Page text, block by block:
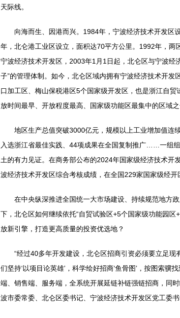
天际线。
向海而生、因港而兴。1984年，宁波经济技术开发区
年，北仑港工业区设立，面积达70平方公里。1992年，两
宁波经济技术开发区，2003年1月1日起，北仑区与宁波经
子”的管理体制。如今，北仑区域内拥有宁波经济技术开发
口加工区、梅山保税港区5个国家级开发区，也是浙江自
放时间最早、开放程度最高、国家级功能区最集中的区域之
地区生产总值突破3000亿元，规模以上工业增加值连
入选浙江省最佳实践、44项成果在全国复制推广……一组
土的有力见证。在商务部公布的2024年国家级经济技术开
波经济技术开发区综合考核成绩，在全国229家国家级经开
在中央纵深推进全国统一大市场建设、持续规范地方政
下，北仑区如何继续依托“自贸试验区+5个国家级功能园区
放新引擎，打造更高质量的投资优选地？
“经过40多年开发建设，北仑区招商引资必须要立足现
们坚持‘以项目论英雄’，科学绘好招商‘鱼骨图’，按图索骥
端、销售端、服务端，全系统开展延链补链强链招商，同
波市委常委、北仑区委书记、宁波经济技术开发区党工委书